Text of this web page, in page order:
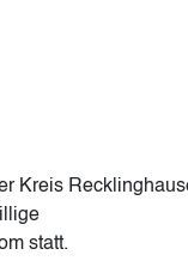
Kreis
statt.